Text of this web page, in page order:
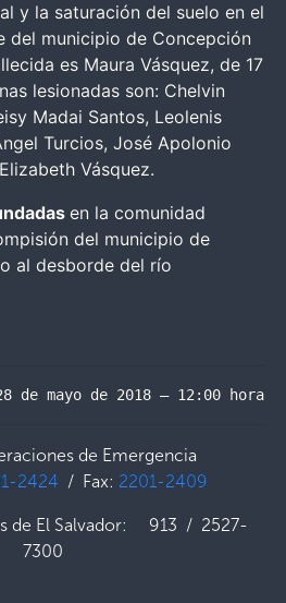
y la saturación del suelo en el
del municipio de Concepción
es Maura Vásquez, de 17
lesionadas son: Chelvin
Madai Santos, Leolenis
Turcios, José Apolonio
Vásquez.
en la comunidad
del municipio de
al desborde del río
de mayo de 2018 – 12:00 horas
de Emergencia
2424 / Fax: 2201-2409
de El Salvador: 913 / 2527-
7300